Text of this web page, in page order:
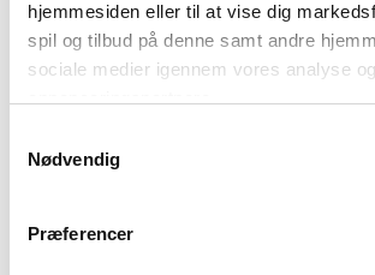
hjemmesiden eller til at vise dig
spil og tilbud på denne samt andre
sociale medier igennem vores analyse og
Du kan læse mere om vores brug af
"Detaljer" eller ved at klikke videre til
Nødvendig
Præferencer